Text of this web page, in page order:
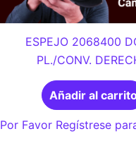
ESPEJO 2068400
PL./CONV.
Añadir al
Por Favor Regístrese